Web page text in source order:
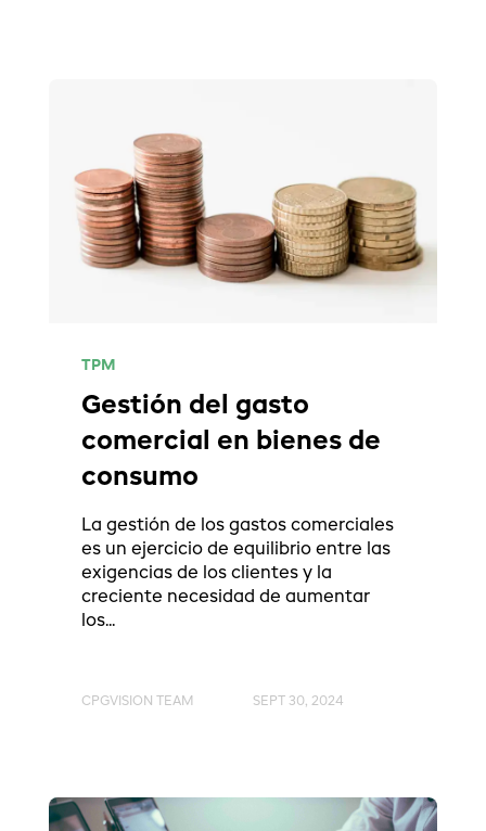
TPM
Gestión del gasto
comercial en bienes de
consumo
La gestión de los gastos comerciales
es un ejercicio de equilibrio entre las
exigencias de los clientes y la
creciente necesidad de aumentar
los...
CPGVISION TEAM SEPT 30, 2024